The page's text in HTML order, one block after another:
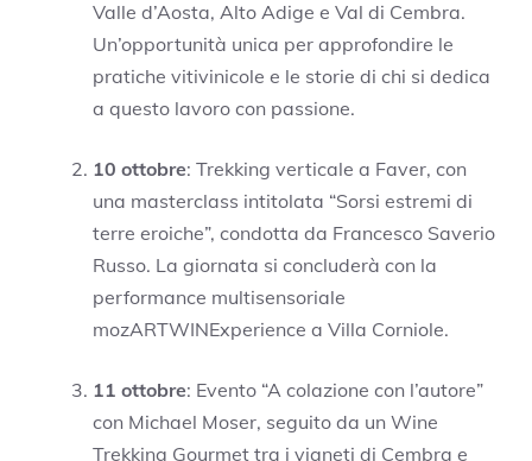
Valle d’Aosta, Alto Adige e Val di Cembra.
Un’opportunità unica per approfondire le
pratiche vitivinicole e le storie di chi si dedica
a questo lavoro con passione.
10 ottobre: Trekking verticale a Faver, con
una masterclass intitolata “Sorsi estremi di
terre eroiche”, condotta da Francesco Saverio
Russo. La giornata si concluderà con la
performance multisensoriale
mozARTWINExperience a Villa Corniole.
11 ottobre: Evento “A colazione con l’autore”
con Michael Moser, seguito da un Wine
Trekking Gourmet tra i vigneti di Cembra e